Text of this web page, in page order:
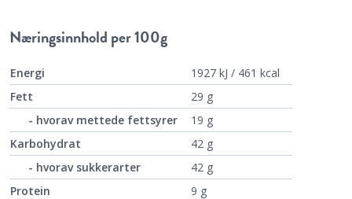
Næringsinnhold per 100g
Energi
1927 kJ / 461 kcal
Fett
29 g
- hvorav mettede fettsyrer
19 g
Karbohydrat
42 g
- hvorav sukkerarter
42 g
Protein
9 g